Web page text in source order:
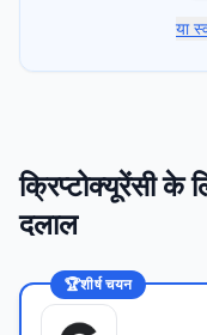
या
क्रिप्टोक्यूरेंसी के
दलाल
🏆शीर्ष चयन